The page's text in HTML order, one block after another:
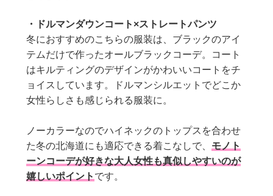
・ドルマンダウンコート×ストレートパンツ
冬におすすめのこちらの服装は、ブラックのアイ
テムだけで作ったオールブラックコーデ。コート
はキルティングのデザインがかわいいコートをチ
ョイスしています。ドルマンシルエットでどこか
女性らしさも感じられる服装に。
ノーカラーなのでハイネックのトップスを合わせ
た冬の北海道にも適応できる着こなしで、モノト
ーンコーデが好きな大人女性も真似しやすいのが
嬉しいポイントです。